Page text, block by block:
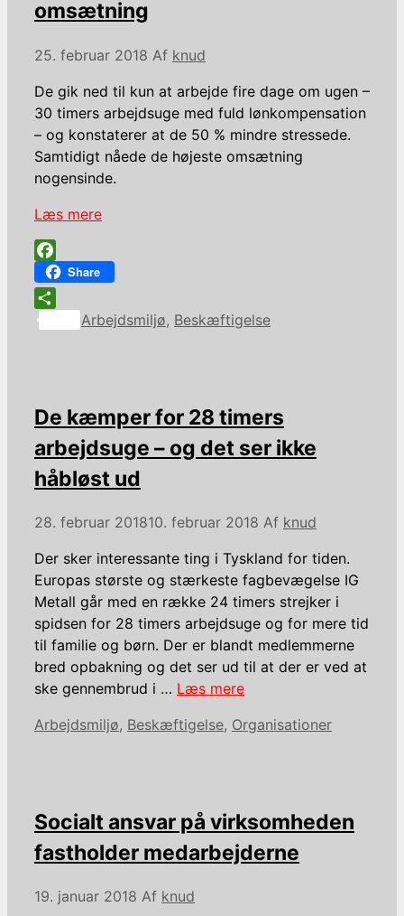
omsætning
25. februar 2018 Af knud
De gik ned til kun at arbejde fire dage om ugen –
30 timers arbejdsuge med fuld lønkompensation
– og konstaterer at de 50 % mindre stressede.
Samtidigt nåede de højeste omsætning
nogensinde.
Læs mere
Facebook
Share
Share
Kategorier
Arbejdsmiljø, Beskæftigelse
De kæmper for 28 timers
arbejdsuge – og det ser ikke
håbløst ud
28. februar 201810. februar 2018 Af knud
Der sker interessante ting i Tyskland for tiden.
Europas største og stærkeste fagbevægelse IG
Metall går med en række 24 timers strejker i
spidsen for 28 timers arbejdsuge og for mere tid
til familie og børn. Der er blandt medlemmerne
bred opbakning og det ser ud til at der er ved at
ske gennembrud i … Læs mere
Kategorier
Arbejdsmiljø, Beskæftigelse, Organisationer
Socialt ansvar på virksomheden
fastholder medarbejderne
19. januar 2018 Af knud